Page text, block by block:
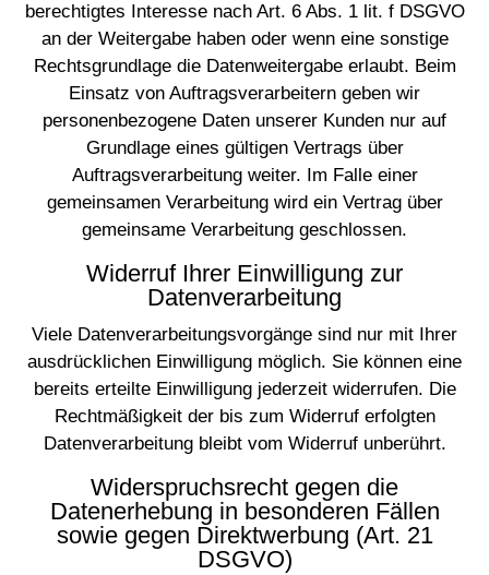
berechtigtes Interesse nach Art. 6 Abs. 1 lit. f DSGVO
an der Weitergabe haben oder wenn eine sonstige
Rechtsgrundlage die Datenweitergabe erlaubt. Beim
Einsatz von Auftragsverarbeitern geben wir
personenbezogene Daten unserer Kunden nur auf
Grundlage eines gültigen Vertrags über
Auftragsverarbeitung weiter. Im Falle einer
gemeinsamen Verarbeitung wird ein Vertrag über
gemeinsame Verarbeitung geschlossen.
Widerruf Ihrer Einwilligung zur
Datenverarbeitung
Viele Datenverarbeitungsvorgänge sind nur mit Ihrer
ausdrücklichen Einwilligung möglich. Sie können eine
bereits erteilte Einwilligung jederzeit widerrufen. Die
Rechtmäßigkeit der bis zum Widerruf erfolgten
Datenverarbeitung bleibt vom Widerruf unberührt.
Widerspruchsrecht gegen die
Datenerhebung in besonderen Fällen
sowie gegen Direktwerbung (Art. 21
DSGVO)